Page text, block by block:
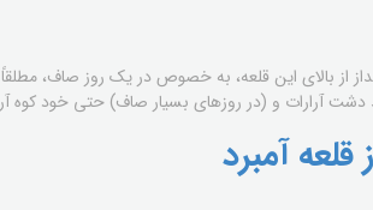
قرار دارد. چشم‌انداز از بالای این قلعه، به خصوص در یک
آرارات و (در روزهای بسیار صاف) حتی خود کوه
قلعه آمبرد